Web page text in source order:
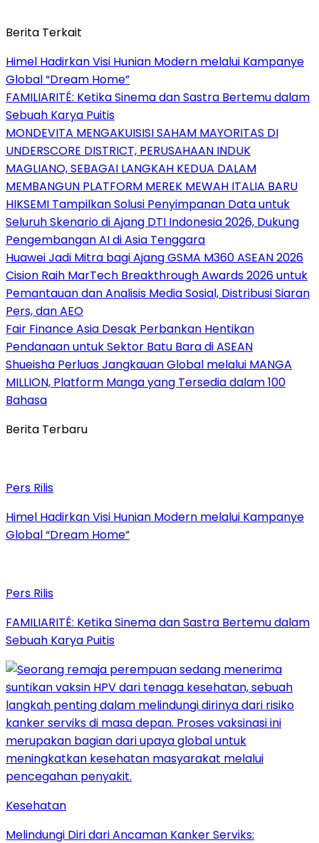
Berita Terkait
Himel Hadirkan Visi Hunian Modern melalui Kampanye
Global “Dream Home”
FAMILIARITÉ: Ketika Sinema dan Sastra Bertemu dalam
Sebuah Karya Puitis
MONDEVITA MENGAKUISISI SAHAM MAYORITAS DI
UNDERSCORE DISTRICT, PERUSAHAAN INDUK
MAGLIANO, SEBAGAI LANGKAH KEDUA DALAM
MEMBANGUN PLATFORM MEREK MEWAH ITALIA BARU
HIKSEMI Tampilkan Solusi Penyimpanan Data untuk
Seluruh Skenario di Ajang DTI Indonesia 2026, Dukung
Pengembangan AI di Asia Tenggara
Huawei Jadi Mitra bagi Ajang GSMA M360 ASEAN 2026
Cision Raih MarTech Breakthrough Awards 2026 untuk
Pemantauan dan Analisis Media Sosial, Distribusi Siaran
Pers, dan AEO
Fair Finance Asia Desak Perbankan Hentikan
Pendanaan untuk Sektor Batu Bara di ASEAN
Shueisha Perluas Jangkauan Global melalui MANGA
MILLION, Platform Manga yang Tersedia dalam 100
Bahasa
Berita Terbaru
Pers Rilis
Himel Hadirkan Visi Hunian Modern melalui Kampanye
Global “Dream Home”
Pers Rilis
FAMILIARITÉ: Ketika Sinema dan Sastra Bertemu dalam
Sebuah Karya Puitis
Kesehatan
Melindungi Diri dari Ancaman Kanker Serviks: